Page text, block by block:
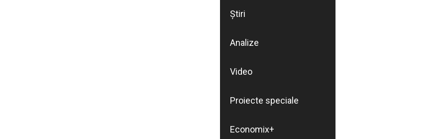
Știri
Analize
Video
Proiecte speciale
Economix+